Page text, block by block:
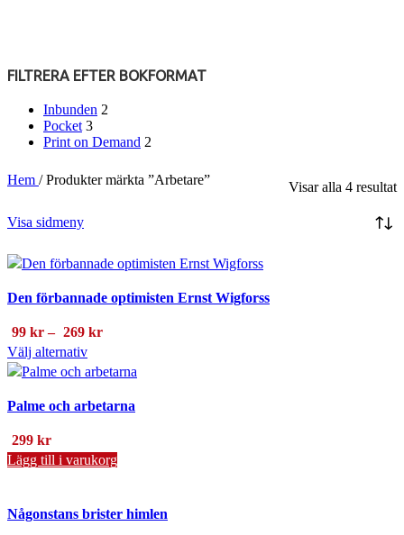
FILTRERA EFTER BOKFORMAT
Inbunden 2
Pocket 3
Print on Demand 2
Hem / Produkter märkta ”Arbetare” Visar alla 4 resultat
Visa sidmeny
Den förbannade optimisten Ernst Wigforss
99 kr – 269 krPrisintervall:
till
Välj alternativDen
här
har
varianter.
De
alternativen
Palme och arbetarna
299 kr
Lägg till i varukorg
Någonstans brister himlen